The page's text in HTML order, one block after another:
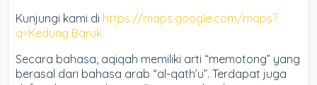
Kunjungi kami di https://maps.google.com/maps?
q=Kedung Baruk
Secara bahasa, aqiqah memiliki arti “memotong” yang
berasal dari bahasa arab “al-qath’u”. Terdapat juga